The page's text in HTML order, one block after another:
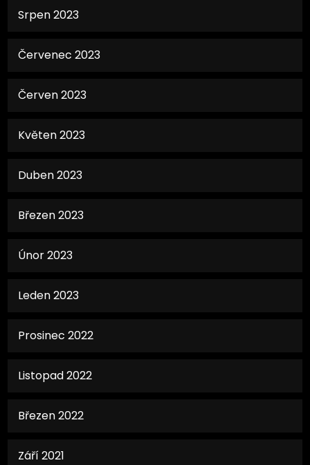
Srpen 2023
Červenec 2023
Červen 2023
Květen 2023
Duben 2023
Březen 2023
Únor 2023
Leden 2023
Prosinec 2022
Listopad 2022
Březen 2022
Září 2021